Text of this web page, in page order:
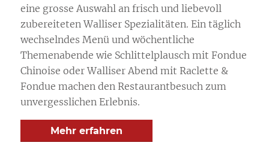
eine grosse Auswahl an frisch und liebevoll
zubereiteten Walliser Spezialitäten. Ein täglich
wechselndes Menü und wöchentliche
Themenabende wie Schlittelplausch mit Fondue
Chinoise oder Walliser Abend mit Raclette &
Fondue machen den Restaurantbesuch zum
unvergesslichen Erlebnis.
Mehr erfahren